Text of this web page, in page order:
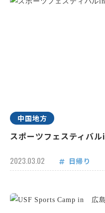
中国地方
スポーツフェスティバ
2023.03.02 日帰り